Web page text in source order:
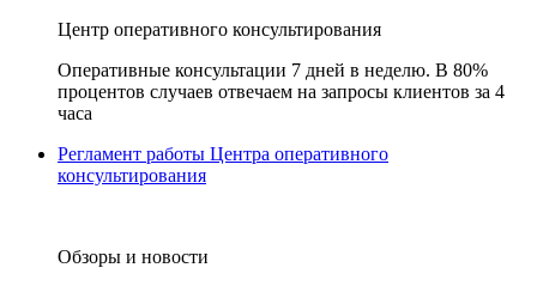
Центр оперативного консультирования
Оперативные консультации 7 дней в неделю. В 80%
процентов случаев отвечаем на запросы клиентов за 4
часа
Регламент работы Центра оперативного
консультирования
Обзоры и новости